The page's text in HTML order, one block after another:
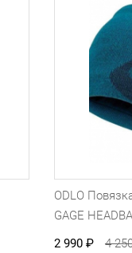
ODLO
GAGE
2 990 ₽ 4